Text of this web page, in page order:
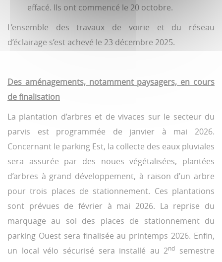
effacé. Ils ont commencé le 20 octobre.
L’ensemble des travaux de voirie et du réseau
d’éclairage s’est achevé le 23 décembre 2025.
Des aménagements, notamment paysagers, en cours
de finalisation
La plantation d’arbres et de vivaces sur le secteur du
parvis est programmée de janvier à mai 2026.
Concernant le parking Est, la collecte des eaux pluviales
sera assurée par des noues végétalisées, plantées
d’arbres à grand développement, à raison d’un arbre
pour trois places de stationnement. Ces plantations
sont prévues de février à mai 2026. La reprise du
marquage au sol des places de stationnement du
parking Ouest sera finalisée au printemps 2026. Enfin,
un local vélo sécurisé sera installé au 2nd
semestre